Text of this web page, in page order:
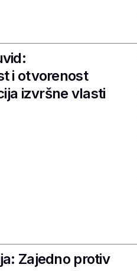
i otvorenost
izvršne vlasti
Zajedno protiv